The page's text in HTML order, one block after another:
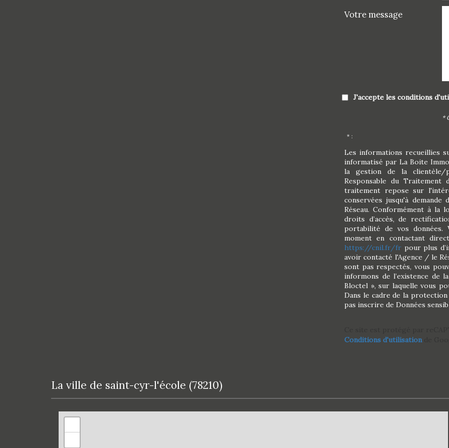
Votre message
J'accepte les conditions
*
* :
Les informations recueillies
informatisé par La Boite
la gestion de la clientèle/
Responsable du Traitement
traitement repose sur
conservées jusqu'à
Réseau. Conformément à la
droits d’accès, de
portabilité de vos
moment en contactant
https://cnil.fr/fr pour plus
avoir contacté l'Agence / le
sont pas respectés, vous
informons de l’existence de
Bloctel », sur laquelle vous
Dans le cadre de la
pas inscrire de Données
Conditions d'utilisationde
la ville de saint-cyr-l'école (78210)